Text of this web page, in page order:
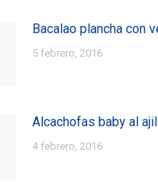
Bacalao plancha con
5 febrero, 2016
Alcachofas baby al
4 febrero, 2016